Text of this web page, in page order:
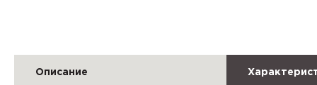
Описание